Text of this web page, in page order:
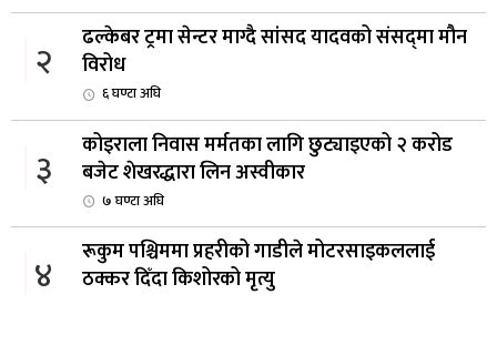
२
ढल्केबर ट्रमा सेन्टर माग्दै सांसद यादवको संसद्‌मा मौन
विरोध
६ घण्टा अघि
३
कोइराला निवास मर्मतका लागि छुट्याइएको २ करोड
बजेट शेखरद्धारा लिन अस्वीकार
७ घण्टा अघि
४
रूकुम पश्चिममा प्रहरीको गाडीले मोटरसाइकललाई
ठक्कर दिँदा किशोरको मृत्यु